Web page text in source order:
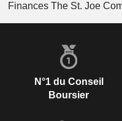
Finances The St. Joe
N°1 du Conseil
Boursier